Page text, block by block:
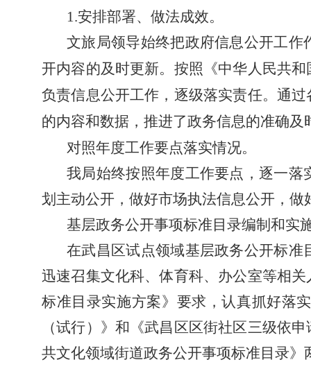
1.安排部署、做法成效。
文旅局领导始终把政府信息公开工作
开内容的及时更新。 按照《中华人民共
负责信息公开工作，逐级落实责任。通
的内容和数据，推进了政务信息的准确及
对照年度工作要点落实情况。
我局始终按照年度工作要点，逐一
划主动公开，做好市场执法信息公开，做
基层政务公开事项标准目录编制和实
在武昌区试点领域基层政务公开标
迅速召集文化科、体育科、办公室等相
标准目录实施方案》要求，认真抓好落
（试行）》和《武昌区区街社区三级依
共文化领域街道政务公开事项标准目录》